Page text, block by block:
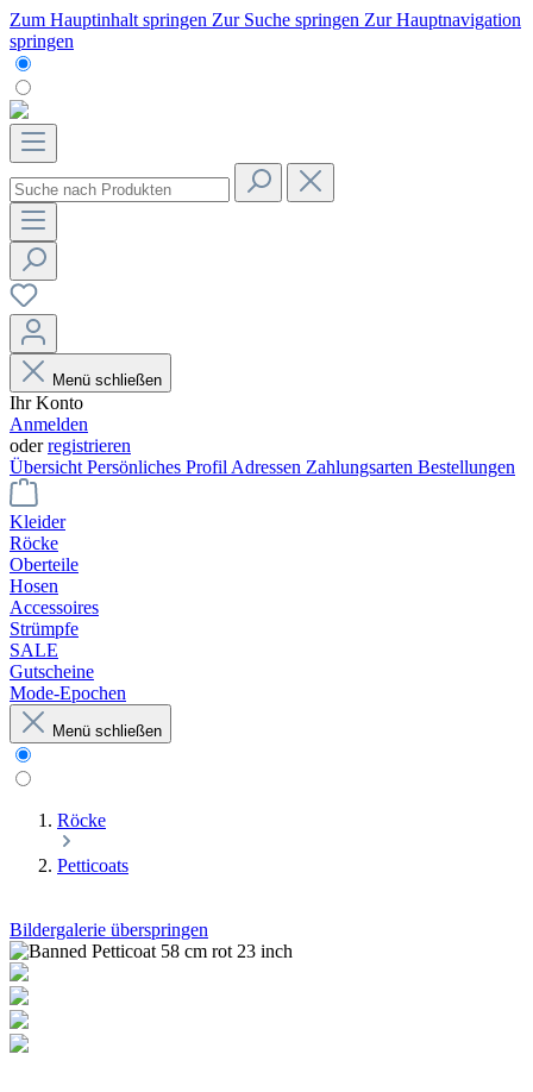
Zum Hauptinhalt springen Zur Suche springen Zur Hauptnavigation
springen
Menü schließen
Ihr Konto
Anmelden
oderregistrieren
Übersicht Persönliches Profil Adressen Zahlungsarten Bestellungen
Kleider
Röcke
Oberteile
Hosen
Accessoires
Strümpfe
SALE
Gutscheine
Mode-Epochen
Menü schließen
Röcke
Petticoats
Bildergalerie überspringen